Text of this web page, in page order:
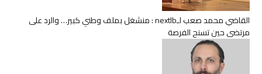
القاضي محمد صعب لـnextlb : منشغل بملف وطني كبير… والرد على
مرتضى حين تسنح الفرصة